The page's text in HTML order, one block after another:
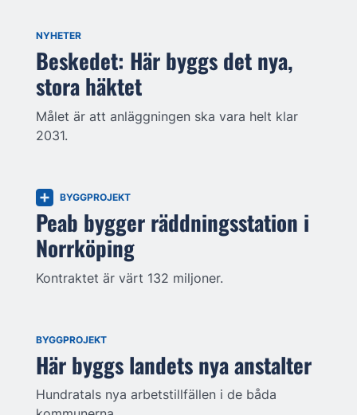
NYHETER
Beskedet: Här byggs det nya,
stora häktet
Målet är att anläggningen ska vara helt klar
2031.
BYGGPROJEKT
Peab bygger räddningsstation i
Norrköping
Kontraktet är värt 132 miljoner.
BYGGPROJEKT
Här byggs landets nya anstalter
Hundratals nya arbetstillfällen i de båda